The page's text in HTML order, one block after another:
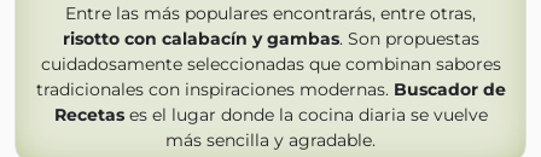
Entre las más populares encontrarás, entre otras,
risotto con calabacín y gambas. Son propuestas
cuidadosamente seleccionadas que combinan sabores
tradicionales con inspiraciones modernas. Buscador de
Recetases el lugar donde la cocina diaria se vuelve
más sencilla y agradable.